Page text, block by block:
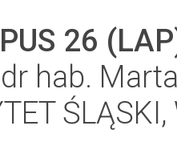
26
hab.